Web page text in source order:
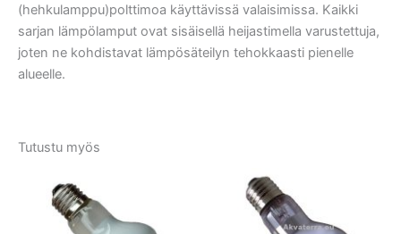
(hehkulamppu)polttimoa käyttävissä valaisimissa. Kaikki
sarjan lämpölamput ovat sisäisellä heijastimella varustettuja,
joten ne kohdistavat lämpösäteilyn tehokkaasti pienelle
alueelle.
Tutustu myös